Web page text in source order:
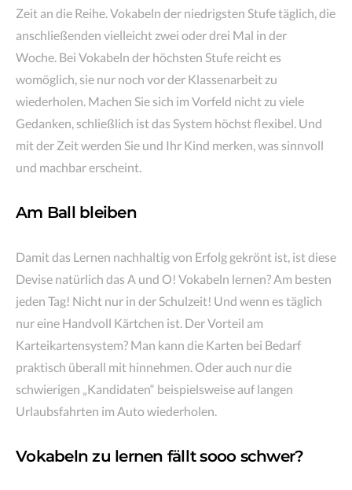
Zeit an die Reihe. Vokabeln der niedrigsten Stufe täglich, die
anschließenden vielleicht zwei oder drei Mal in der
Woche. Bei Vokabeln der höchsten Stufe reicht es
womöglich, sie nur noch vor der Klassenarbeit zu
wiederholen. Machen Sie sich im Vorfeld nicht zu viele
Gedanken, schließlich ist das System höchst flexibel. Und
mit der Zeit werden Sie und Ihr Kind merken, was sinnvoll
und machbar erscheint.
Am Ball bleiben
Damit das Lernen nachhaltig von Erfolg gekrönt ist, ist diese
Devise natürlich das A und O! Vokabeln lernen? Am besten
jeden Tag! Nicht nur in der Schulzeit! Und wenn es täglich
nur eine Handvoll Kärtchen ist. Der Vorteil am
Karteikartensystem? Man kann die Karten bei Bedarf
praktisch überall mit hinnehmen. Oder auch nur die
schwierigen „Kandidaten“ beispielsweise auf langen
Urlaubsfahrten im Auto wiederholen.
Vokabeln zu lernen fällt sooo schwer?